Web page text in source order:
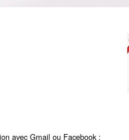
avec Gmail ou Facebook :